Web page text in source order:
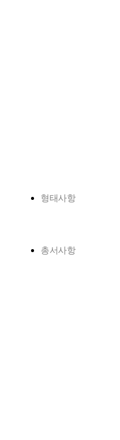
형태사항
총서사항